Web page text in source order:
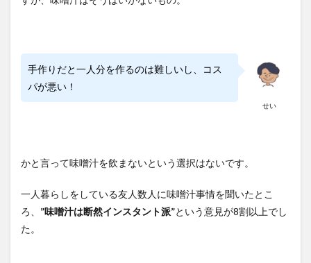
せい
手作りだと一人分を作るのは難しいし、コス
パが悪い！
かと言って味噌汁を飲まないという選択はないです。
一人暮らしをしている友人数人に味噌汁事情を聞いたとこ
ろ、 ”味噌汁は断然インスタント派”という意見が8割以上でし
た。